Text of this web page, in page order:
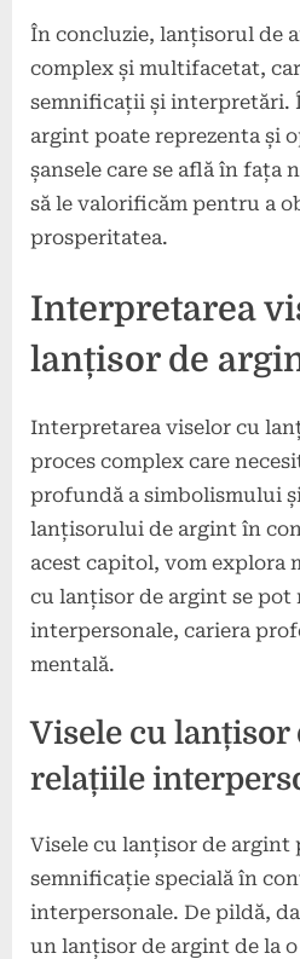
În concluzie, lanțisorul de
complex și multifacetat,
semnificații și interpretări.
argint poate reprezenta și
șansele care se află în fața
să le valorificăm pentru a
prosperitatea.
Interpretarea
lanțisor de
Interpretarea viselor cu
proces complex care
profundă a simbolismului
lanțisorului de argint în
acest capitol, vom explora
cu lanțisor de argint se
interpersonale, cariera
mentală.
Visele cu lanțisor
relațiile
Visele cu lanțisor de argint
semnificație specială în
interpersonale. De pildă,
un lanțisor de argint de la